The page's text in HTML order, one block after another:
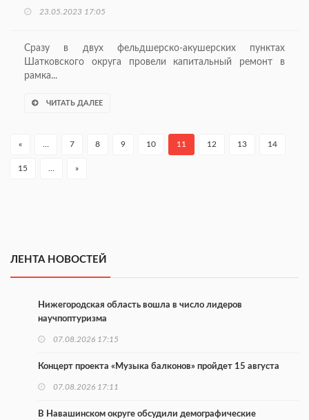
23.05.2023 17:05
Сразу в двух фельдшерско-акушерских пунктах
Шатковского округа провели капитальный ремонт в
рамка...
ЧИТАТЬ ДАЛЕЕ
« 7 8 9 10 11 12 13 14
15 »
ЛЕНТА НОВОСТЕЙ
Нижегородская область вошла в число лидеров
научпоптуризма
07.08.2026 17:15
Концерт проекта «Музыка балконов» пройдет 15 августа
07.08.2026 17:11
В Навашинском округе обсудили демографические